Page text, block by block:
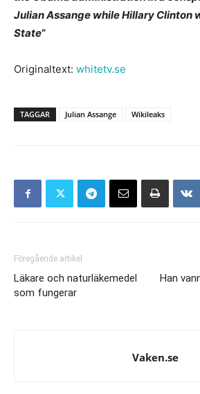
Julian Assange while Hillary Clinton
State”
Originaltext: whitetv.se
TAGGAR Julian Assange Wikileaks
Föregående artikel
Läkare och naturläkemedel
som fungerar
Han
Vaken.se